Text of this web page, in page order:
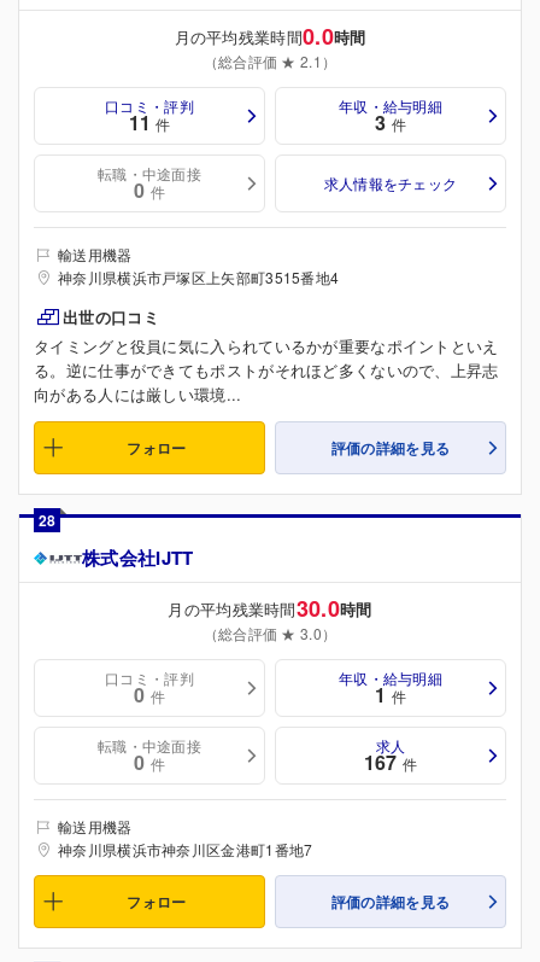
月の平均残業時間0.0時間
（総合評価 ★ 2.1）
口コミ・評判
11 件
年収・給与明細
3 件
転職・中途面接
0 件 求人情報をチェック
輸送用機器
神奈川県横浜市戸塚区上矢部町3515番地4
出世の口コミ
タイミングと役員に気に入られているかが重要なポイントといえ
る。逆に仕事ができてもポストがそれほど多くないので、上昇志
向がある人には厳しい環境...
フォロー 評価の詳細を見る
28
株式会社IJTT
月の平均残業時間30.0時間
（総合評価 ★ 3.0）
口コミ・評判
0 件
年収・給与明細
1 件
転職・中途面接
0 件
求人
167 件
輸送用機器
神奈川県横浜市神奈川区金港町1番地7
フォロー 評価の詳細を見る